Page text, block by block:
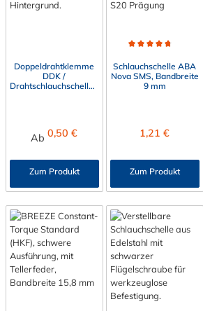
Doppeldrahtklemme
DDK /
Drahtschlauchschellen
Regulärer Preis:
Ab0,50 €
Zum Produkt
Schlauchschelle ABA
Nova SMS, Bandbreite
9 mm
Regulärer
1,21 €
Zum Produkt